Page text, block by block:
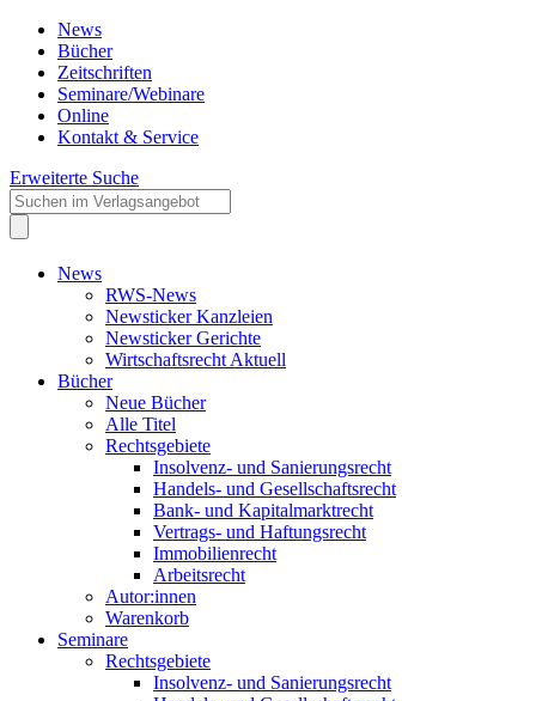
News
Bücher
Zeitschriften
Seminare/Webinare
Online
Kontakt & Service
Erweiterte Suche
News
RWS-News
Newsticker Kanzleien
Newsticker Gerichte
Wirtschaftsrecht Aktuell
Bücher
Neue Bücher
Alle Titel
Rechtsgebiete
Insolvenz- und Sanierungsrecht
Handels- und Gesellschaftsrecht
Bank- und Kapitalmarktrecht
Vertrags- und Haftungsrecht
Immobilienrecht
Arbeitsrecht
Autor:innen
Warenkorb
Seminare
Rechtsgebiete
Insolvenz- und Sanierungsrecht